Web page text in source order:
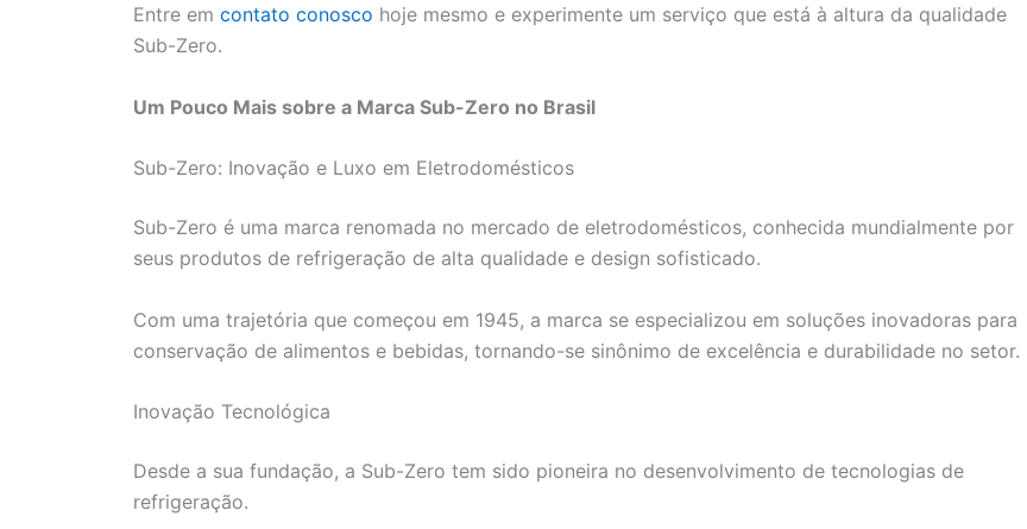
Entre em contato conosco hoje mesmo e experimente um serviço que está à altura da qualidade
Sub-Zero.
Um Pouco Mais sobre a Marca Sub-Zero no Brasil
Sub-Zero: Inovação e Luxo em Eletrodomésticos
Sub-Zero é uma marca renomada no mercado de eletrodomésticos, conhecida mundialmente por
seus produtos de refrigeração de alta qualidade e design sofisticado.
Com uma trajetória que começou em 1945, a marca se especializou em soluções inovadoras para
conservação de alimentos e bebidas, tornando-se sinônimo de excelência e durabilidade no setor.
Inovação Tecnológica
Desde a sua fundação, a Sub-Zero tem sido pioneira no desenvolvimento de tecnologias de
refrigeração.